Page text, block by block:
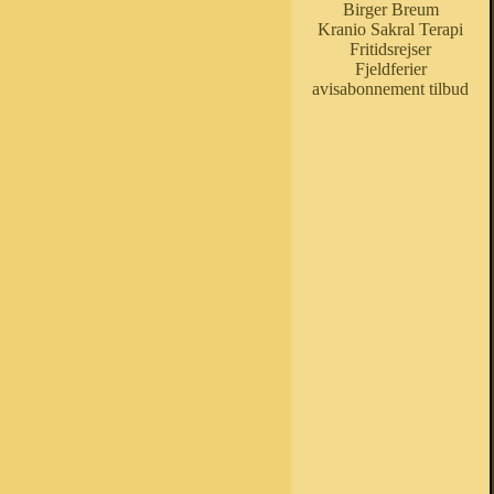
Birger Breum
Kranio Sakral Terapi
Fritidsrejser
Fjeldferier
avisabonnement tilbud